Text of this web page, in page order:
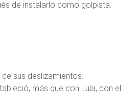
de instalarlo como golpista.
sus deslizamientos.
más que con Lula, con el